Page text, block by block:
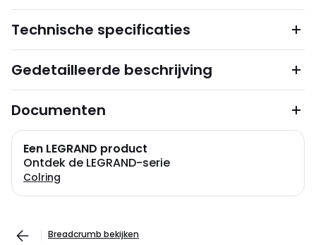
Technische specificaties
Gedetailleerde beschrijving
Documenten
Een LEGRAND product
Ontdek de LEGRAND-serie
Colring
Breadcrumb bekijken